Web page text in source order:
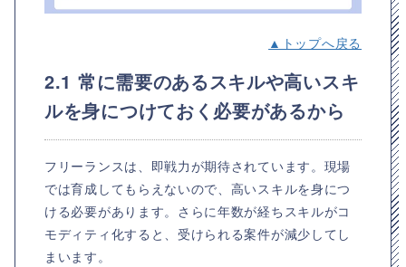
▲トップへ戻る
2.1 常に需要のあるスキルや高いスキ
ルを身につけておく必要があるから
フリーランスは、即戦力が期待されています。現場
では育成してもらえないので、高いスキルを身につ
ける必要があります。さらに年数が経ちスキルがコ
モディティ化すると、受けられる案件が減少してし
まいます。